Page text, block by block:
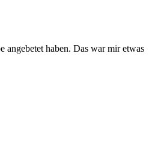
angebetet haben. Das war mir etwas